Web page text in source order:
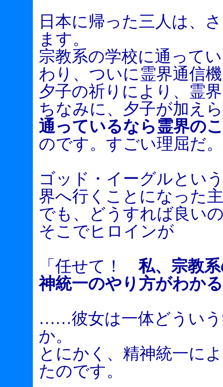
日本に帰った三人は、
ます。
宗教系の学校に通って
わり、ついに霊界通信
夕子の祈りにより、霊
ちなみに、夕子が加え
通っているなら霊界の
のです。すごい理屈だ。
ゴッド・イーグルとい
界へ行くことになった
でも、どうすれば良い
そこでヒロインが
「任せて！私、宗教
神統一のやり方がわか
……彼女は一体どういう
か。
とにかく、精神統一に
たのです。